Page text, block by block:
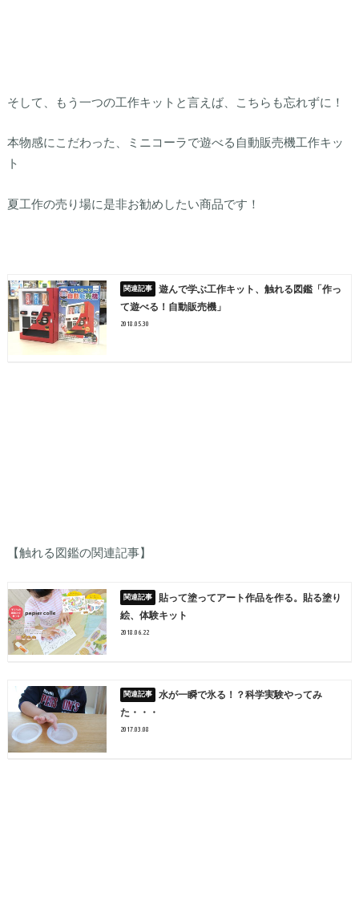
そして、もう一つの工作キットと言えば、こちらも忘れずに！
本物感にこだわった、ミニコーラで遊べる自動販売機工作キッ
ト
夏工作の売り場に是非お勧めしたい商品です！
遊んで学ぶ工作キット、触れる図鑑「作っ
て遊べる！自動販売機」
2018.05.30
【触れる図鑑の関連記事】
貼って塗ってアート作品を作る。貼る塗り
絵、体験キット
2018.06.22
水が一瞬で氷る！？科学実験やってみ
た・・・
2017.03.08